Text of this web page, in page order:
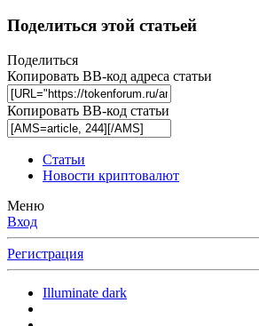
Поделиться этой статьей
Поделиться
Копировать BB-код адреса статьи
Копировать BB-код статьи
Статьи
Новости криптовалют
Меню
Вход
Регистрация
Illuminate dark